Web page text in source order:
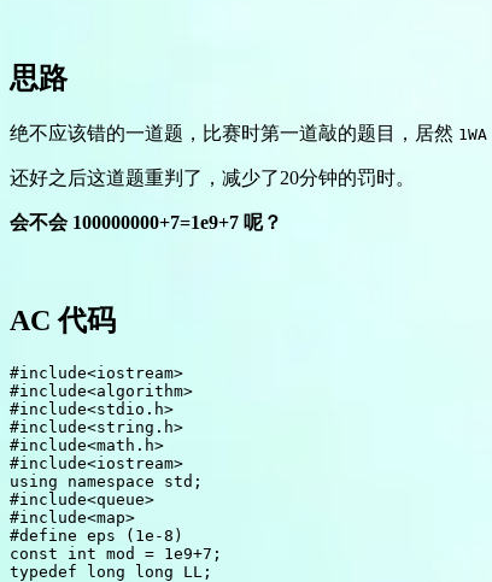
思路
绝不应该错的一道题，比赛时第一道敲的题目，居然 1WA
还好之后这道题重判了，减少了20分钟的罚时。
会不会 100000000+7=1e9+7 呢？
AC 代码
#include<iostream>
#include<algorithm>
#include<stdio.h>
#include<string.h>
#include<math.h>
#include<iostream>
using
namespace std ;
#include<queue>
#include<map>
#define eps (1e-8)
const
int mod = 1e9+7 ;
typedef
long long LL ;